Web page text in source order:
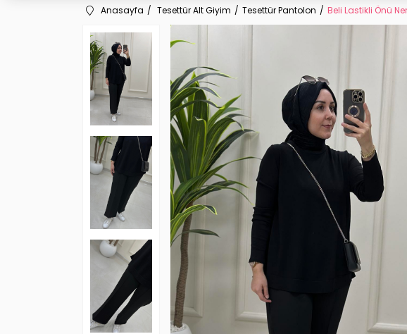
Anasayfa Tesettür Alt Giyim Tesettür Pantolon Beli Lastikli Önü